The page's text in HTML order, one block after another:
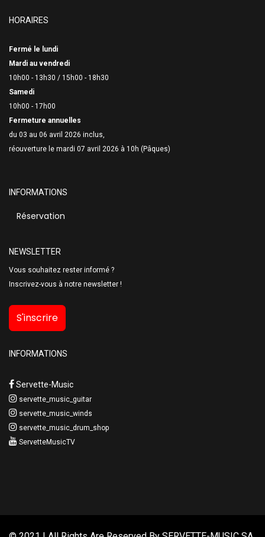
HORAIRES
Fermé le lundi
Mardi au vendredi
10h00 - 13h30 / 15h00 - 18h30
Samedi
10h00 - 17h00
Fermeture annuelles
du 03 au 06 avril 2026 inclus,
réouverture le mardi 07 avril 2026 à 10h (Pâques)
INFORMATIONS
Réservation
NEWSLETTER
Vous souhaitez rester informé ?
Inscrivez-vous à notre newsletter !
S'inscrire
INFORMATIONS
Servette-Music
servette_music_guitar
servette_music_winds
servette_music_drum_shop
ServetteMusicTV